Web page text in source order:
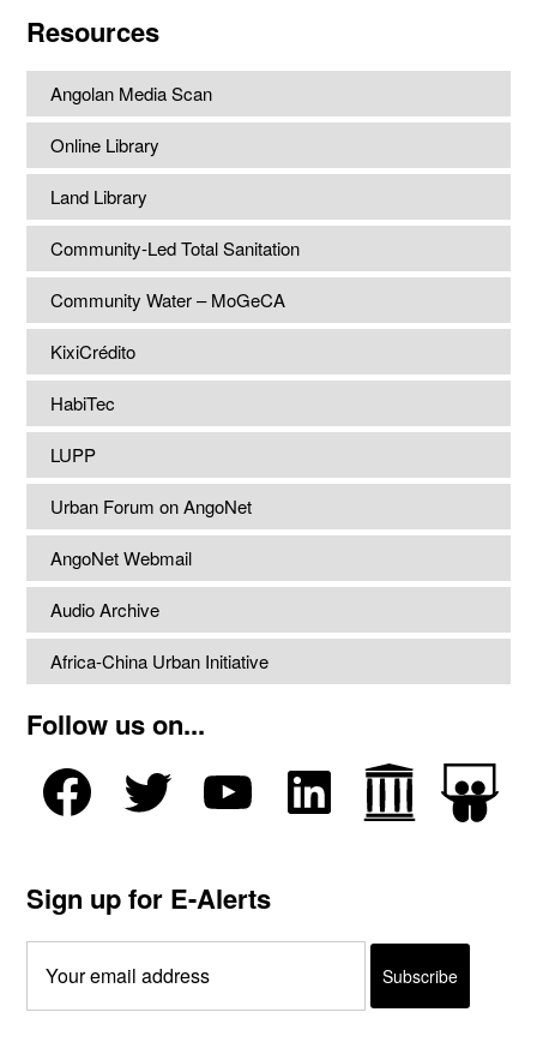
Resources
Angolan Media Scan
Online Library
Land Library
Community-Led Total Sanitation
Community Water – MoGeCA
KixiCrédito
HabiTec
LUPP
Urban Forum on AngoNet
AngoNet Webmail
Audio Archive
Africa-China Urban Initiative
Follow us on...
Sign up for E-Alerts